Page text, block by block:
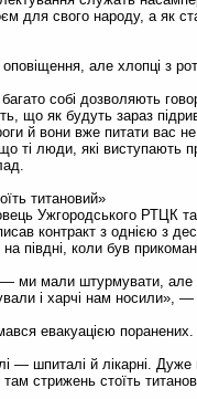
для свого народу, а як
але хлопці з
собі дозволяють
що як будуть зараз
й вони вже питати вас
ті люди, які виступають
титановий»
Ужгородського РТЦК та
контракт з однією з
півдні, коли був
ми мали штурмувати, але
і харчі нам носили», —
евакуацією поранених.
— шпиталі й лікарні.
стрижень стоїть